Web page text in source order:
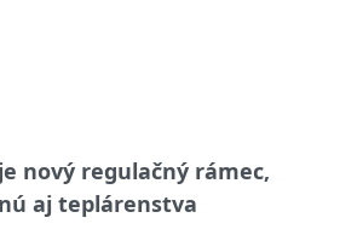
nový regulačný rámec,
aj teplárenstva